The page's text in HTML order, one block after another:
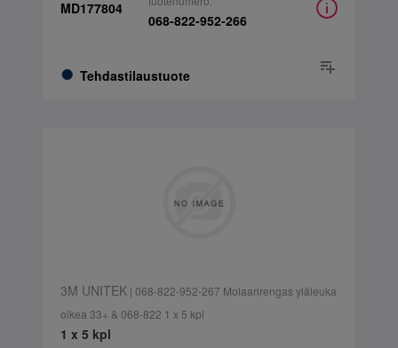
MD177804
Tehdastilaustuote
068-822-952-266
3M UNITEK| 068-822-952-267 Molaarirengas yläleuka
oikea 33+ & 068-822 1 x 5 kpl
1 x 5 kpl